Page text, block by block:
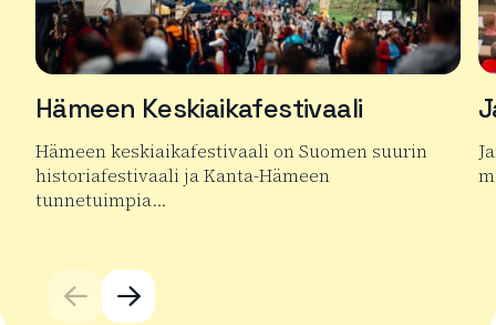
Hämeen Keskiaikafestivaali
Hämeen keskiaikafestivaali on Suomen suurin
historiafestivaali ja Kanta-Hämeen
tunnetuimpia…